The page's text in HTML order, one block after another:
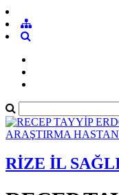
RİZE İL